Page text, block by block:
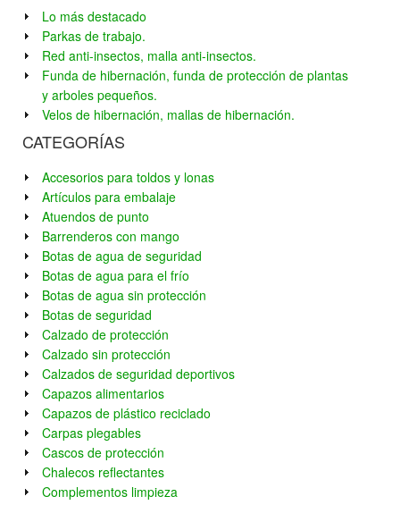
Lo más destacado
Parkas de trabajo.
Red anti-insectos, malla anti-insectos.
Funda de hibernación, funda de protección de plantas
y arboles pequeños.
Velos de hibernación, mallas de hibernación.
CATEGORÍAS
Accesorios para toldos y lonas
Artículos para embalaje
Atuendos de punto
Barrenderos con mango
Botas de agua de seguridad
Botas de agua para el frío
Botas de agua sin protección
Botas de seguridad
Calzado de protección
Calzado sin protección
Calzados de seguridad deportivos
Capazos alimentarios
Capazos de plástico reciclado
Carpas plegables
Cascos de protección
Chalecos reflectantes
Complementos limpieza